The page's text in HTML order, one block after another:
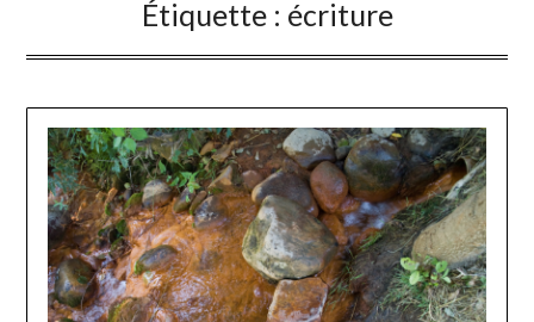
Étiquette : écriture